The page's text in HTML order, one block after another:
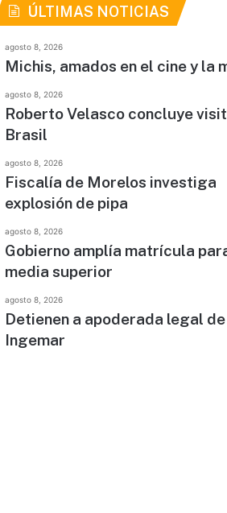
ÚLTIMAS NOTICIAS
agosto 8, 2026
Michis, amados en el cine y la
agosto 8, 2026
Roberto Velasco concluye
Brasil
agosto 8, 2026
Fiscalía de Morelos investiga
explosión de pipa
agosto 8, 2026
Gobierno amplía matrícula
media superior
agosto 8, 2026
Detienen a apoderada legal de
Ingemar